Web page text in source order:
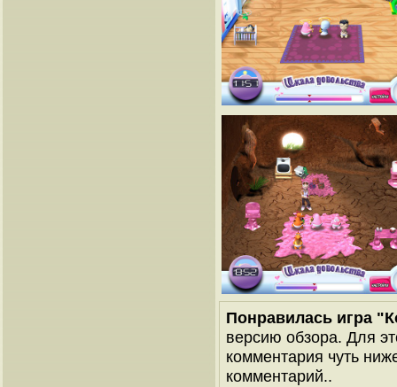
Понравилась игра
версию обзора. Для
комментария чуть
комментарий..